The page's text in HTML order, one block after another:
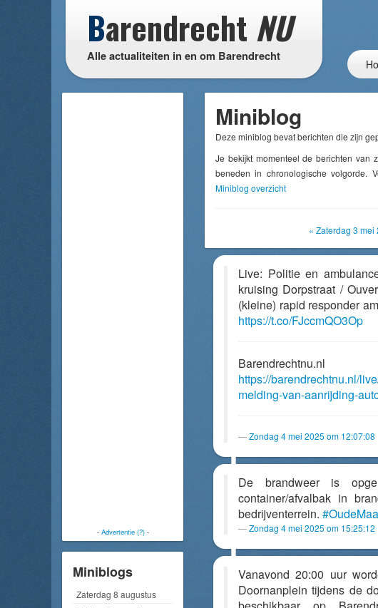
Barendrecht NU
Alle actualiteiten in en om Barendrecht
- Advertentie (?)-
Miniblogs
Zaterdag 8 augustus
Miniblog
Deze miniblog bevat berichten die zijn
Je bekijkt momenteel de berichten van
beneden in chronologische volgorde.
Miniblog overzicht
« Zaterdag 3 mei
Live: Politie en
kruising Dorpstraat /
(kleine) rapid responder
https://t.co/FJccmQO3Op
Barendrechtnu.nl
https://barendrechtnu.nl/
melding-van-aanrijding-
Zondag 4 mei 2025 om 12:07:08
De brandweer is
container/afvalbak in
bedrijventerrein.
Zondag 4 mei 2025 om 15:25:12
Vanavond 20:00 uur
Doornanplein tijdens de